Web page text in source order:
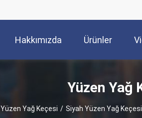
Hakkımızda Ürünler
Yüzen Yağ
Yüzen Yağ Keçesi / Siyah Yüzen Yağ Keçesi